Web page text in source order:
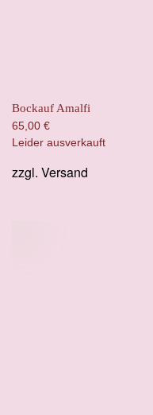
Bockauf Amalfi
65,00 €
Leider ausverkauft
zzgl. Versand